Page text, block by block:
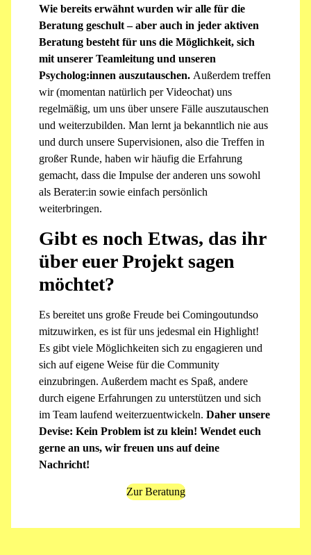
Wie bereits erwähnt wurden wir alle für die
Beratung geschult – aber auch in jeder aktiven
Beratung besteht für uns die Möglichkeit, sich
mit unserer Teamleitung und unseren
Psycholog:innen auszutauschen. Außerdem treffen
wir (momentan natürlich per Videochat) uns
regelmäßig, um uns über unsere Fälle auszutauschen
und weiterzubilden. Man lernt ja bekanntlich nie aus
und durch unsere Supervisionen, also die Treffen in
großer Runde, haben wir häufig die Erfahrung
gemacht, dass die Impulse der anderen uns sowohl
als Berater:in sowie einfach persönlich
weiterbringen.
Gibt es noch Etwas, das ihr
über euer Projekt sagen
möchtet?
Es bereitet uns große Freude bei Comingoutundso
mitzuwirken, es ist für uns jedesmal ein Highlight!
Es gibt viele Möglichkeiten sich zu engagieren und
sich auf eigene Weise für die Community
einzubringen. Außerdem macht es Spaß, andere
durch eigene Erfahrungen zu unterstützen und sich
im Team laufend weiterzuentwickeln. Daher unsere
Devise: Kein Problem ist zu klein! Wendet euch
gerne an uns, wir freuen uns auf deine
Nachricht!
Zur Beratung